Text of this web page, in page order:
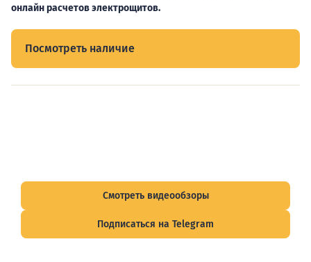
онлайн расчетов электрощитов.
Посмотреть наличие
Смотреть видеообзоры
Подписаться на Telegram